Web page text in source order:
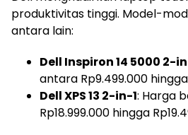
produktivitas tinggi. Model-
antara lain:
Dell Inspiron 14 5000 2-
antara Rp9.499.000
Dell XPS 13 2-in-1: Harga
Rp18.999.000 hingga